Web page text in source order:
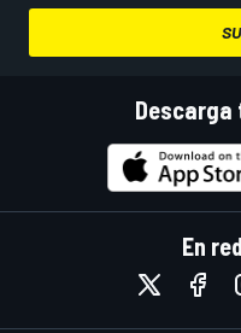
En